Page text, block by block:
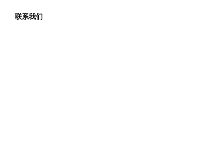
联系我们